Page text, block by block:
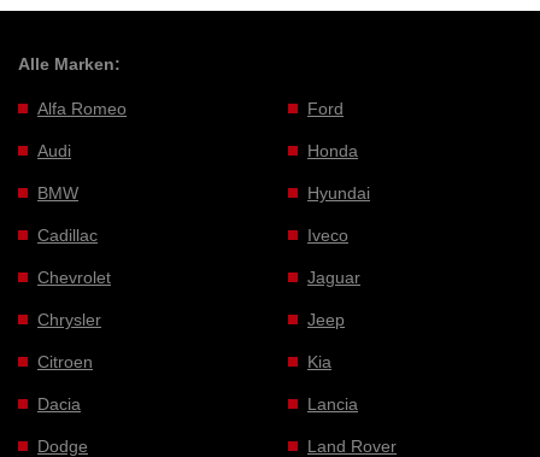
Alle Marken:
Alfa Romeo
Audi
BMW
Cadillac
Chevrolet
Chrysler
Citroen
Dacia
Dodge
Ford
Honda
Hyundai
Iveco
Jaguar
Jeep
Kia
Lancia
Land Rover